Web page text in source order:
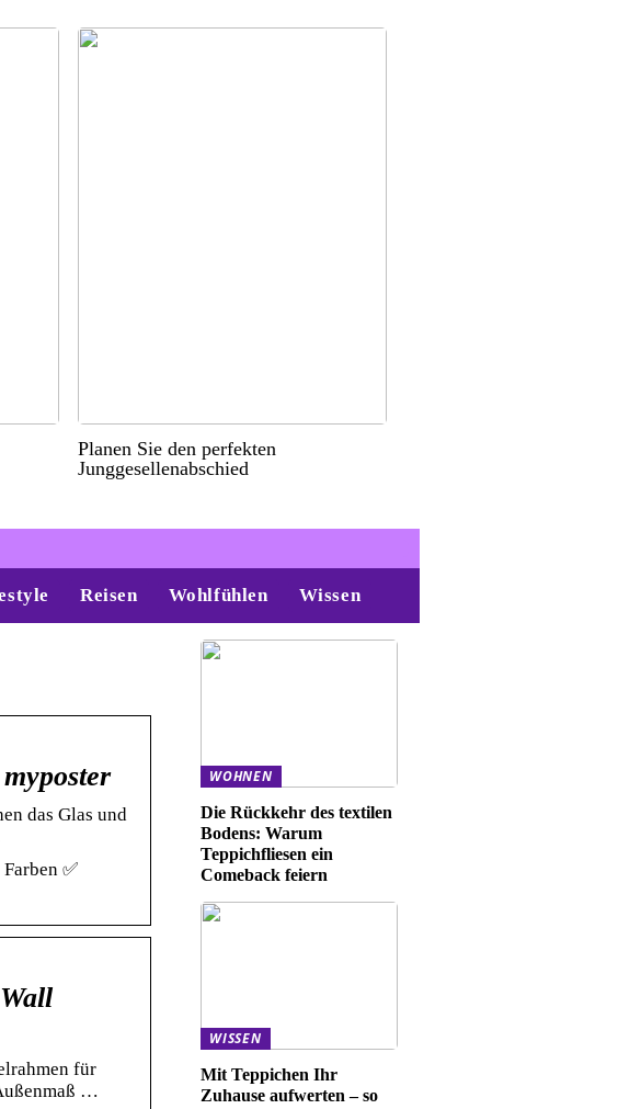
Planen Sie den perfekten
Junggesellenabschied
Reisen Wohlfühlen Wissen
das Glas und
✅
für
…
WOHNEN
Die Rückkehr des textilen
Bodens: Warum
Teppichfliesen ein
Comeback feiern
WISSEN
Mit Teppichen Ihr
Zuhause aufwerten – so